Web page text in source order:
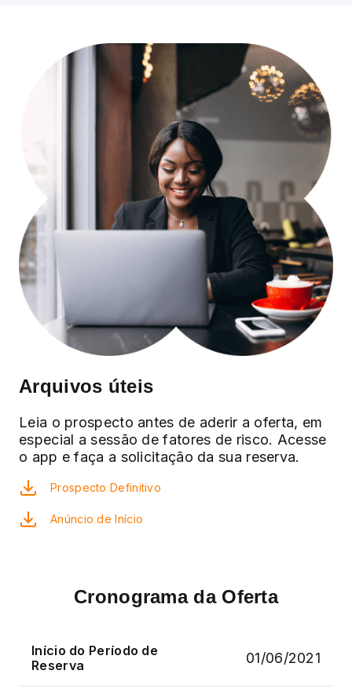
Arquivos úteis
Leia o prospecto antes de aderir a oferta, em
especial a sessão de fatores de risco. Acesse
o app e faça a solicitação da sua reserva.
Prospecto Definitivo
Anúncio de Início
Cronograma da Oferta
Início do Período de
Reserva
01/06/2021